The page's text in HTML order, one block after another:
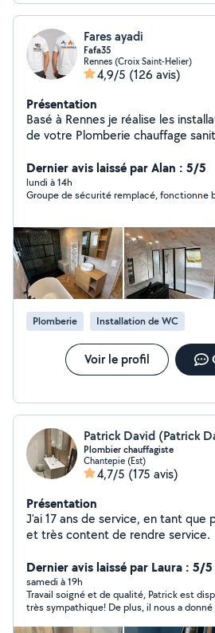
Fares ayadi
Fafa35
Rennes (Croix Saint-Helier)
4,9/5 (126 avis)
Présentation
Basé à Rennes je réalise les
de votre Plomberie chauffage
débouchage WC) merci de me
Dernier avis laissé par Alan : 5/5
lundi à 14h
Groupe de sécurité remplacé, fonctionne
Plomberie Installation de WC
Voir le profil
Patrick David (Patrick
Plombier chauffagiste
Chantepie (Est)
4,7/5 (175 avis)
Présentation
J'ai 17 ans de service, en tant que
et très content de rendre service.
Dernier avis laissé par Laura : 5/5
samedi à 19h
Travail soigné et de qualité, Patrick est
très sympathique! De plus, il nous a